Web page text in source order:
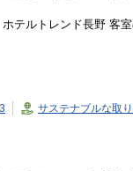
ホテルトレンド長野 客
サステナブルな取